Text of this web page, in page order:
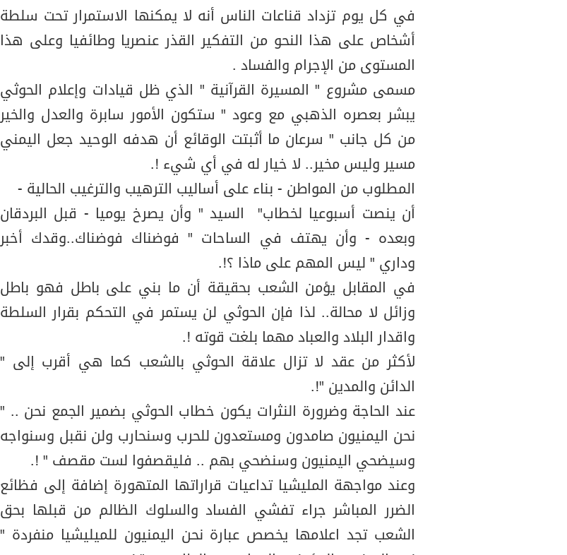
في كل يوم تزداد قناعات الناس أنه لا يمكنها الاستمرار تحت سلطة
أشخاص على هذا النحو من التفكير القذر عنصريا وطائفيا وعلى هذا
المستوى من الإجرام والفساد .
مسمى مشروع " المسيرة القرآنية " الذي ظل قيادات وإعلام الحوثي
يبشر بعصره الذهبي مع وعود " ستكون الأمور سابرة والعدل والخير
من كل جانب " سرعان ما أثبتت الوقائع أن هدفه الوحيد جعل اليمني
مسير وليس مخير.. لا خيار له في أي شيء !.
المطلوب من المواطن - بناء على أساليب الترهيب والترغيب الحالية -
أن ينصت أسبوعيا لخطاب" السيد " وأن يصرخ يوميا - قبل البردقان
وبعده - وأن يهتف في الساحات " فوضناك فوضناك..وقدك أخبر
وداري " ليس المهم على ماذا ؟!.
في المقابل يؤمن الشعب بحقيقة أن ما بني على باطل فهو باطل
وزائل لا محالة.. لذا فإن الحوثي لن يستمر في التحكم بقرار السلطة
واقدار البلاد والعباد مهما بلغت قوته !.
لأكثر من عقد لا تزال علاقة الحوثي بالشعب كما هي أقرب إلى "
الدائن والمدين "!.
عند الحاجة وضرورة النثرات يكون خطاب الحوثي بضمير الجمع نحن .. "
نحن اليمنيون صامدون ومستعدون للحرب وسنحارب ولن نقبل وسنواجه
وسيضحي اليمنيون وسنضحي بهم .. فليقصفوا لست مقصف " !.
وعند مواجهة المليشيا تداعيات قراراتها المتهورة إضافة إلى فظائع
الضرر المباشر جراء تفشي الفساد والسلوك الظالم من قبلها بحق
الشعب تجد اعلامها يخصص عبارة نحن اليمنيون للميليشيا منفردة "